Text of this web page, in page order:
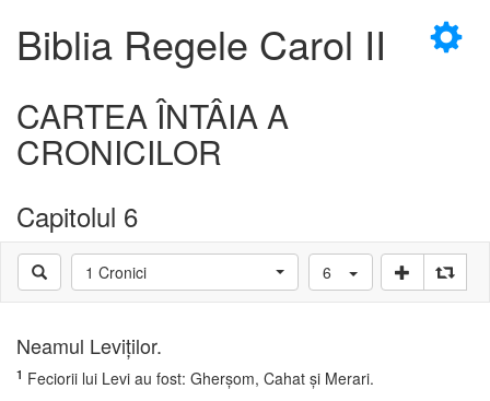
×
Biblia Regele Carol II
CARTEA ÎNTÂIA A
CRONICILOR
Capitolul 6
1 Cronici 6
Neamul Leviţilor.
1 Feciorii lui Levi au fost: Gherşom, Cahat şi Merari.